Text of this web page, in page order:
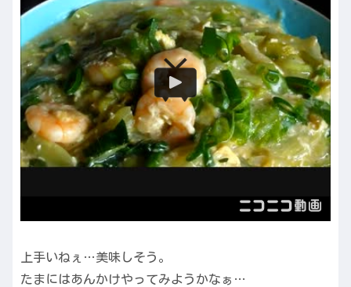
上手いねぇ…美味しそう。
たまにはあんかけやってみようかなぁ…